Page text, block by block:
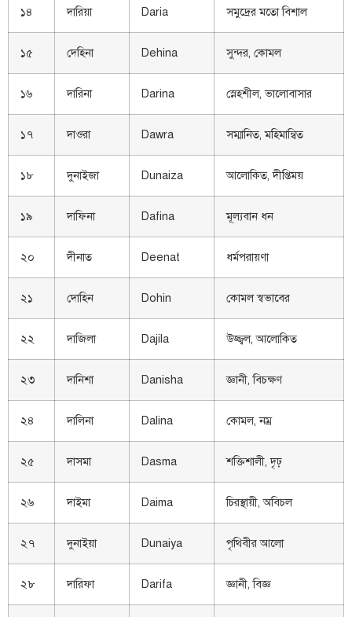
১৪ দারিয়া Daria সমুদ্রের মতো বিশাল
১৫ দেহিনা Dehina সুন্দর, কোমল
১৬ দারিনা Darina স্নেহশীল, ভালোবাসার
১৭ দাওরা Dawra সম্মানিত, মহিমান্বিত
১৮ দুনাইজা Dunaiza আলোকিত, দীপ্তিময়
১৯ দাফিনা Dafina মূল্যবান ধন
২০ দীনাত Deenat ধর্মপরায়ণা
২১ দোহিন Dohin কোমল স্বভাবের
২২ দাজিলা Dajila উজ্জ্বল, আলোকিত
২৩ দানিশা Danisha জ্ঞানী, বিচক্ষণ
২৪ দালিনা Dalina কোমল, নম্র
২৫ দাসমা Dasma শক্তিশালী, দৃঢ়
২৬ দাইমা Daima চিরস্থায়ী, অবিচল
২৭ দুনাইয়া Dunaiya পৃথিবীর আলো
২৮ দারিফা Darifa জ্ঞানী, বিজ্ঞ